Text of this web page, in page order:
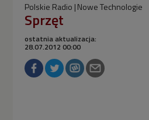
Polskie Radio Nowe Technologie
Sprzęt
ostatnia aktualizacja:
28.07.2012 00:00